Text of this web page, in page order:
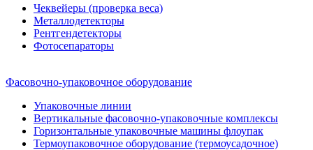
Чеквейеры (проверка веса)
Металлодетекторы
Рентгендетекторы
Фотосепараторы
Фасовочно-упаковочное оборудование
Упаковочные линии
Вертикальные фасовочно-упаковочные комплексы
Горизонтальные упаковочные машины флоупак
Термоупаковочное оборудование (термоусадочное)